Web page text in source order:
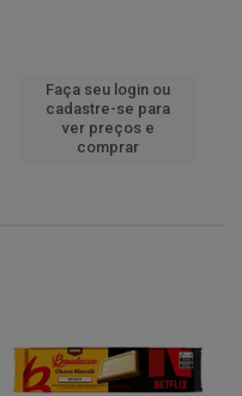
Faça seu login ou
cadastre-se para
ver preços e
comprar